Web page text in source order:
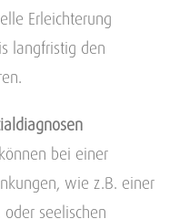
Erleichterung
langfristig den
bei einer
wie z.B. einer
seelischen